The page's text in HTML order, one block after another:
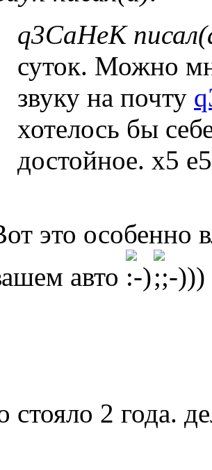
q3CaHeK
суток. Можно
звуку на почту
хотелось бы
достойное. x5
это особенно
авто
стояло 2 года.